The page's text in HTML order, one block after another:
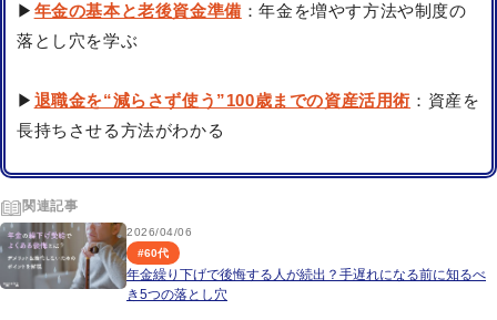
▶ 年金の基本と老後資金準備 ：年金を増やす方法や制度の
落とし穴を学ぶ
▶ 退職金を“減らさず使う”100歳までの資産活用術 ：資産を
長持ちさせる方法がわかる
関連記事
2026/04/06
#60代
年金繰り下げで後悔する人が続出？手遅れになる前に知るべ
き5つの落とし穴